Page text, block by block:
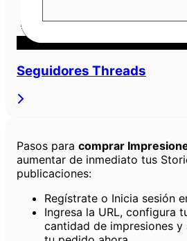
Seguidores Threads
Pasos para comprar
aumentar de inmediato tus
publicaciones:
Regístrate o Inicia sesión
Ingresa la URL, configura
cantidad de impresiones